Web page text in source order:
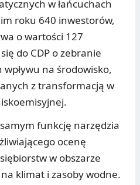
w łańcuchach
roku 640 inwestorów,
o wartości 127
do CDP o zebranie
na środowisko,
z transformacją w
funkcję narzędzia
ocenę
w obszarze
klimat i zasoby wodne.